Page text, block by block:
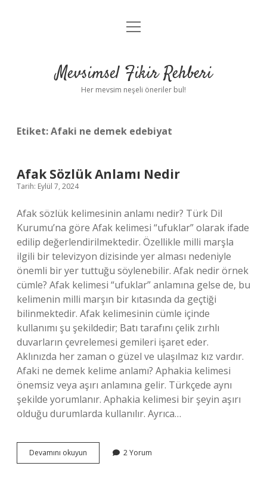
Anasayfa
Yasal Uyarı
menüyü
Mevsimsel Fikir Rehberi
Her mevsim neşeli öneriler bul!
Etiket:Afaki ne demek edebiyat
Afak Sözlük Anlamı Nedir
Tarih: Eylül 7, 2024
Afak sözlük kelimesinin anlamı nedir? Türk Dil
Kurumu’na göre Afak kelimesi “ufuklar” olarak ifade
edilip değerlendirilmektedir. Özellikle milli marşla
ilgili bir televizyon dizisinde yer alması nedeniyle
önemli bir yer tuttuğu söylenebilir. Afak nedir örnek
cümle? Afak kelimesi “ufuklar” anlamına gelse de, bu
kelimenin milli marşın bir kıtasında da geçtiği
bilinmektedir. Afak kelimesinin cümle içinde
kullanımı şu şekildedir; Batı tarafını çelik zırhlı
duvarların çevrelemesi gemileri işaret eder.
Aklınızda her zaman o güzel ve ulaşılmaz kız vardır.
Afaki ne demek kelime anlamı? Aphakia kelimesi
önemsiz veya aşırı anlamına gelir. Türkçede aynı
şekilde yorumlanır. Aphakia kelimesi bir şeyin aşırı
olduğu durumlarda kullanılır. Ayrıca…
Devamını okuyun
Sözlük
2 Yorum